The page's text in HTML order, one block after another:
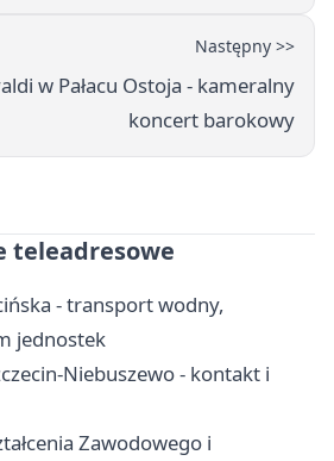
Następny >>
w Pałacu Ostoja - kameralny
koncert barokowy
teleadresowe
- transport wodny,
jednostek
Niebuszewo - kontakt i
Zawodowego i